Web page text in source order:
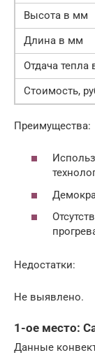
Высота в мм
Длина в мм
Отдача тепла
Стоимость,
Преимущества:
Недостатки:
Не выявлено.
1-ое место:
Данные